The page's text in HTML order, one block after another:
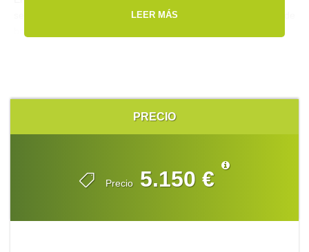
PRECIO
Precio 5.150 €
sesiones extendidas en comederos bien manejados y bordes de
posaderos naturales. Al subir más alto, buscamos especies
LEER MÁS